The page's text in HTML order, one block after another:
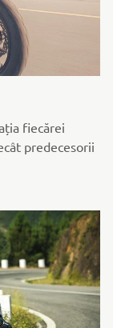
fiecărei
predecesorii